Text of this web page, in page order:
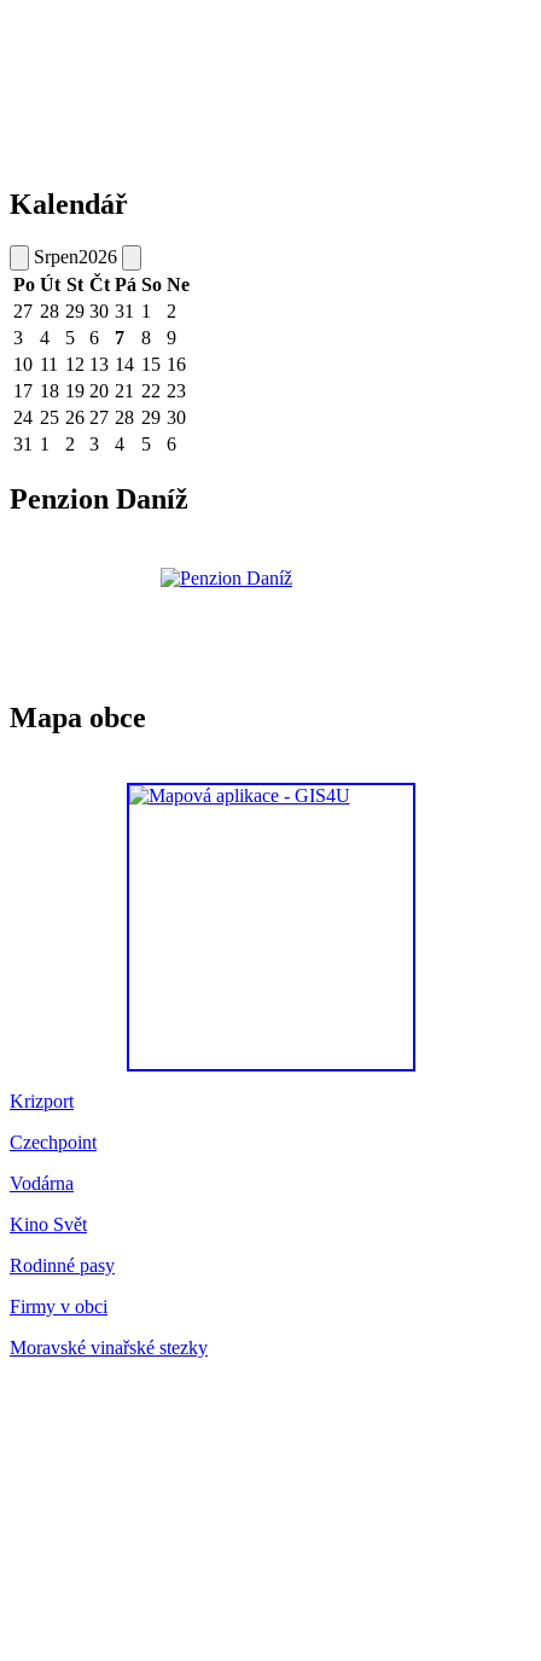
Kalendář
Srpen2026
Po Út St Čt Pá So Ne
27 28 29 30 31 1
2
3
4 5 6 7 8
9
10 11 12 13 14 15 16
17 18 19 20 21 22 23
24 25 26 27 28 29 30
31 1 2 3 4 5 6
Penzion Daníž
Mapa obce
Krizport
Czechpoint
Vodárna
Kino Svět
Rodinné pasy
Firmy v obci
Moravské vinařské stezky